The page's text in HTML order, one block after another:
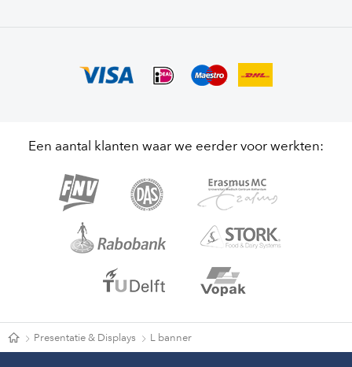
Een aantal klanten waar we eerder voor werkten:
Presentatie & Displays L banner